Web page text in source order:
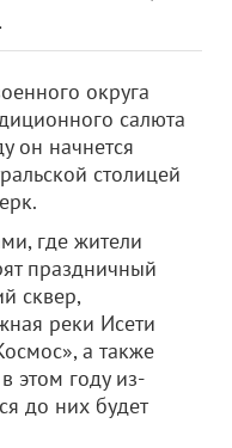
округа
салюта
он начнется
столицей
где жители
праздничный
сквер,
реки Исети
а также
этом году из-
до них будет